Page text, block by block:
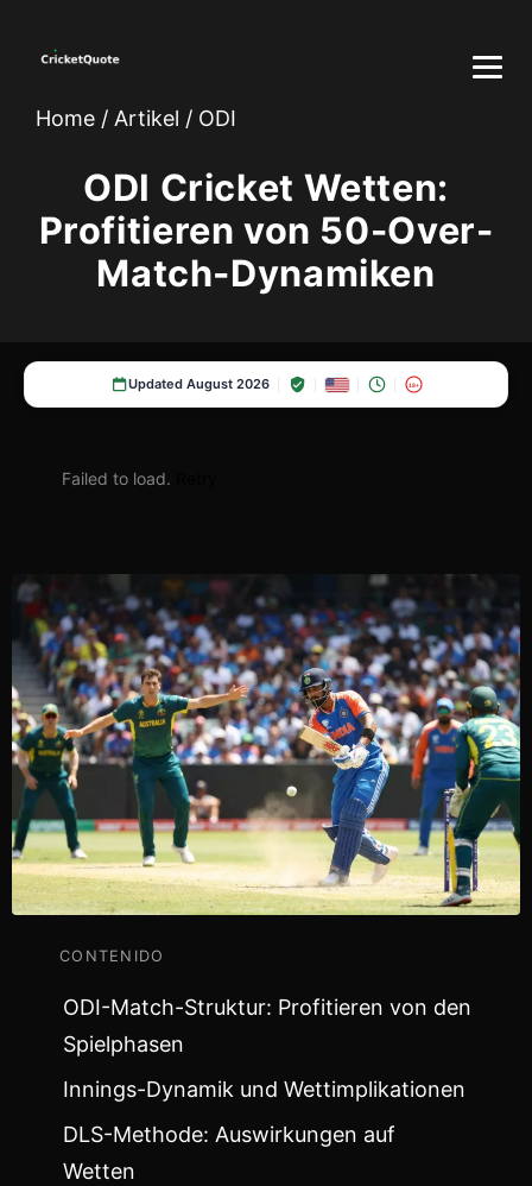
Home / Artikel / ODI
ODI Cricket Wetten:
Profitieren von 50-Over-
Match-Dynamiken
Updated August 2026 18+
Failed to load.
CONTENIDO
ODI-Match-Struktur: Profitieren von den
Spielphasen
Innings-Dynamik und Wettimplikationen
DLS-Methode: Auswirkungen auf
Wetten